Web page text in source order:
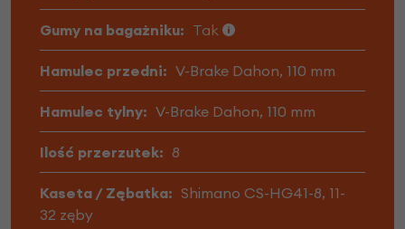
Gumy na bagażniku: Tak
Hamulec przedni: V-Brake Dahon, 110 mm
Hamulec tylny: V-Brake Dahon, 110 mm
Ilość przerzutek: 8
Kaseta / Zębatka: Shimano CS-HG41-8, 11-
32 zęby